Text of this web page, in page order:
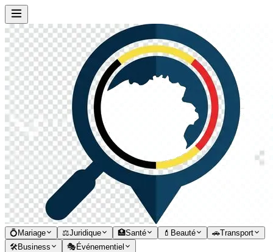
💍 Mariage ⚖️Juridique 🏥Santé 💄 Beauté 🚗Transport
🛠️Business 🎭 Événementiel